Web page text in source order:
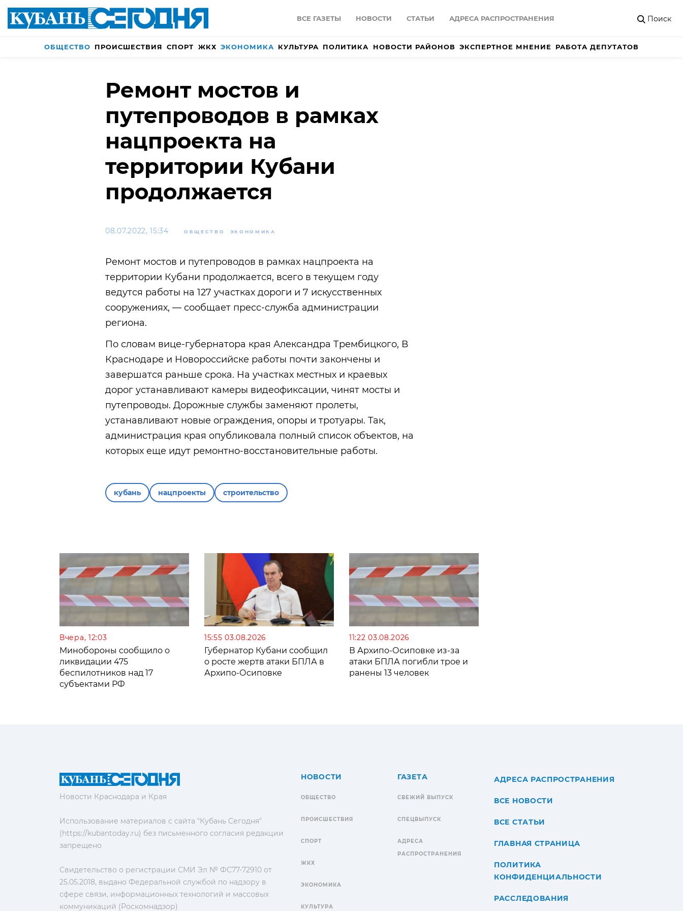
ВСЕ ГАЗЕТЫ НОВОСТИ СТАТЬИ АДРЕСА РАСПРОСТРАНЕНИЯ Поиск
ОБЩЕСТВО ПРОИСШЕСТВИЯ СПОРТ ЖКХ ЭКОНОМИКА КУЛЬТУРА ПОЛИТИКА НОВОСТИ РАЙОНОВ ЭКСПЕРТНОЕ МНЕНИЕ РАБОТА ДЕПУТАТОВ
Ремонт мостов и
путепроводов в рамках
нацпроекта на
территории Кубани
продолжается
08.07.2022, 15:34 ОБЩЕСТВО ЭКОНОМИКА
Ремонт мостов и путепроводов в рамках нацпроекта на
территории Кубани продолжается, всего в текущем году
ведутся работы на 127 участках дороги и 7 искусственных
сооружениях, — сообщает пресс-служба администрации
региона.
По словам вице-губернатора края Александра Трембицкого, В
Краснодаре и Новороссийске работы почти закончены и
завершатся раньше срока. На участках местных и краевых
дорог устанавливают камеры видеофиксации, чинят мосты и
путепроводы. Дорожные службы заменяют пролеты,
устанавливают новые ограждения, опоры и тротуары. Так,
администрация края опубликовала полный список объектов, на
которых еще идут ремонтно-восстановительные работы.
кубань нацпроекты строительство
Вчера, 12:03
Минобороны сообщило о
ликвидации 475
беспилотников над 17
субъектами РФ
15:55 03.08.2026
Губернатор Кубани сообщил
о росте жертв атаки БПЛА в
Архипо-Осиповке
11:22 03.08.2026
В Архипо-Осиповке из-за
атаки БПЛА погибли трое и
ранены 13 человек
Новости Краснодара и Края
Использование материалов с сайта "Кубань Сегодня"
(https://kubantoday.ru) без письменного согласия редакции
запрещено
Свидетельство о регистрации СМИ Эл № ФС77-72910 от
25.05.2018, выдано Федеральной службой по надзору в
сфере связи, информационных технологий и массовых
коммуникаций (Роскомнадзор)
НОВОСТИ
ОБЩЕСТВО
ПРОИСШЕСТВИЯ
СПОРТ
ЖКХ
ЭКОНОМИКА
КУЛЬТУРА
ГАЗЕТА
СВЕЖИЙ ВЫПУСК
СПЕЦВЫПУСК
АДРЕСА
РАСПРОСТРАНЕНИЯ
АДРЕСА РАСПРОСТРАНЕНИЯ
ВСЕ НОВОСТИ
ВСЕ СТАТЬИ
ГЛАВНАЯ СТРАНИЦА
ПОЛИТИКА
КОНФИДЕНЦИАЛЬНОСТИ
РАССЛЕДОВАНИЯ